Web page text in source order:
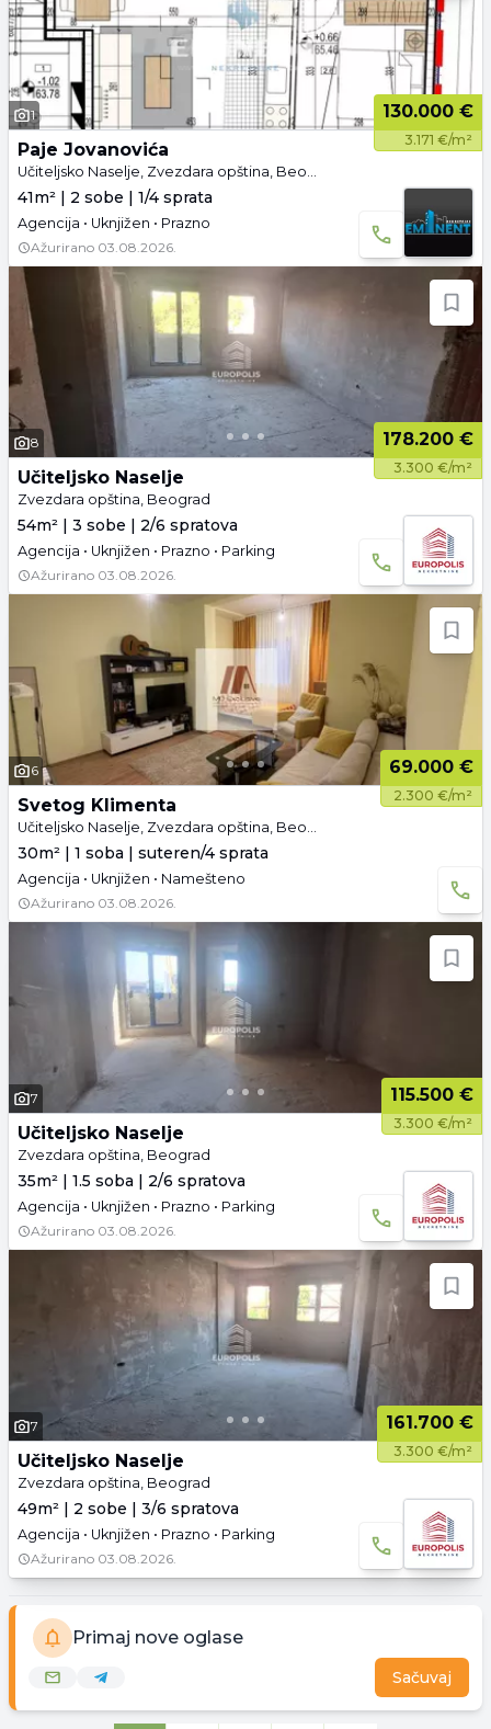
1 130.000 €
3.171 €/m²
Paje Jovanovića
Učiteljsko Naselje, Zvezdara opština, Beograd
41m² | 2 sobe | 1/4 sprata
Agencija • Uknjižen • Prazno
Ažurirano 03.08.2026.
8 178.200 €
3.300 €/m²
Učiteljsko Naselje
Zvezdara opština, Beograd
54m² | 3 sobe | 2/6 spratova
Agencija • Uknjižen • Prazno • Parking
Ažurirano 03.08.2026.
6 69.000 €
2.300 €/m²
Svetog Klimenta
Učiteljsko Naselje, Zvezdara opština, Beograd
30m² | 1 soba | suteren/4 sprata
Agencija • Uknjižen • Namešteno
Ažurirano 03.08.2026.
7 115.500 €
3.300 €/m²
Učiteljsko Naselje
Zvezdara opština, Beograd
35m² | 1.5 soba | 2/6 spratova
Agencija • Uknjižen • Prazno • Parking
Ažurirano 03.08.2026.
7 161.700 €
3.300 €/m²
Učiteljsko Naselje
Zvezdara opština, Beograd
49m² | 2 sobe | 3/6 spratova
Agencija • Uknjižen • Prazno • Parking
Ažurirano 03.08.2026.
Primaj nove oglase
Sačuvaj